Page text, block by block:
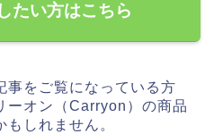
たい方はこちら
事をご覧になっている方
ーオン（Carryon）の商品
しれません。